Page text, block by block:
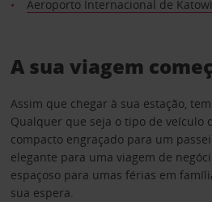
Aeroporto Internacional de
A sua viagem
Assim que chegar à sua estação,
Qualquer que seja o tipo de veículo
compacto engraçado para um
elegante para uma viagem de
espaçoso para umas férias em
sua espera.